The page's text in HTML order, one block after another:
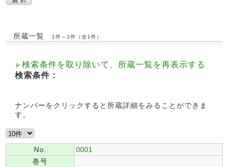
所蔵一覧 1件～1件（全1件）
検索条件を取り除いて、所蔵一覧を再表示する
検索条件：
ナンバーをクリックすると所蔵詳細をみることができま
す。
No.
0001
巻号